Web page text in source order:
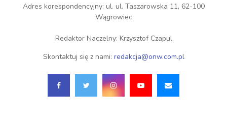
Adres korespondencyjny: ul. ul. Taszarowska 11, 62-100
Wągrowiec
Redaktor Naczelny: Krzysztof Czapul
Skontaktuj się z nami: redakcja@onw.com.pl